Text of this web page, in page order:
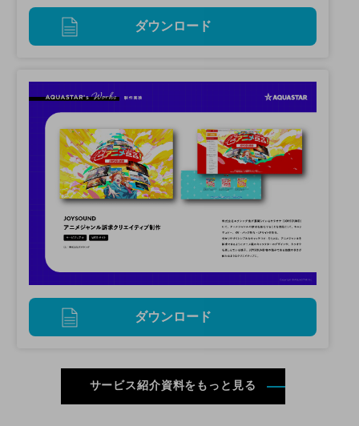
ダウンロード
ダウンロード
サービス紹介資料をもっと見る